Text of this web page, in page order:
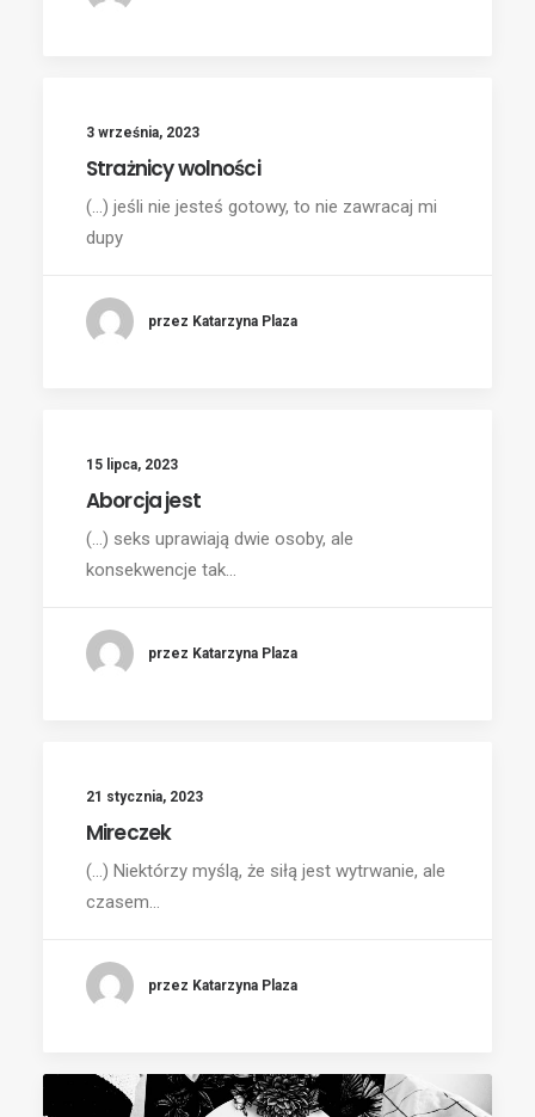
3 września, 2023
Strażnicy wolności
(...) jeśli nie jesteś gotowy, to nie zawracaj mi
dupy
przez Katarzyna Plaza
15 lipca, 2023
Aborcja jest
(...) seks uprawiają dwie osoby, ale
konsekwencje tak…
przez Katarzyna Plaza
21 stycznia, 2023
Mireczek
(...) Niektórzy myślą, że siłą jest wytrwanie, ale
czasem…
przez Katarzyna Plaza